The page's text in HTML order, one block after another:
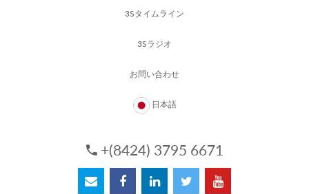
3Sタイムライン
3Sラジオ
お問い合わせ
日本語
+(8424) 3795 6671